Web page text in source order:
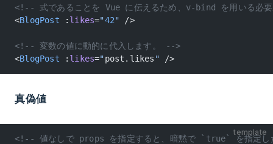
<!-- 式であることを Vue に伝えるため、v-bind を用いる必
<BlogPost : likes="42" />
<!-- 変数の値に動的に代入します。 -->
<BlogPost : likes="post.likes " />
真偽値
template
<!-- 値なしで props を指定すると、暗黙で `true` を指定し